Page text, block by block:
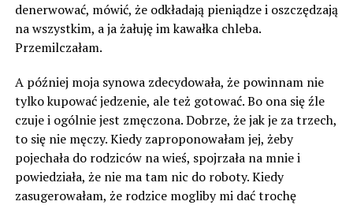
denerwować, mówić, że odkładają pieniądze i oszczędzają
na wszystkim, a ja żałuję im kawałka chleba.
Przemilczałam.
A później moja synowa zdecydowała, że ​​powinnam nie
tylko kupować jedzenie, ale też gotować. Bo ona się źle
czuje i ogólnie jest zmęczona. Dobrze, że jak je za trzech,
to się nie męczy. Kiedy zaproponowałam jej, żeby
pojechała do rodziców na wieś, spojrzała na mnie i
powiedziała, że ​​nie ma tam nic do roboty. Kiedy
zasugerowałam, że rodzice mogliby mi dać trochę